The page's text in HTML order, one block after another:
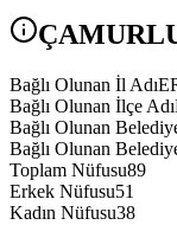
Bağlı Olunan İl Adı
Bağlı Olunan İlçe Adı
Bağlı Olunan
Bağlı Olunan
Toplam Nüfusu89
Erkek Nüfusu51
Kadın Nüfusu38